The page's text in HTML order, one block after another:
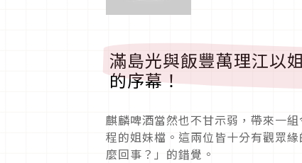
滿島光與飯豐萬理江以
的序幕！
麒麟啤酒當然也不甘示弱，帶來一
程的姐妹檔。這兩位皆十分有觀眾
麼回事？」的錯覺。